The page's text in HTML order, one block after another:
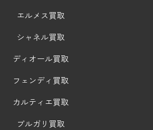
エルメス買取
シャネル買取
ディオール買取
フェンディ買取
カルティエ買取
ブルガリ買取